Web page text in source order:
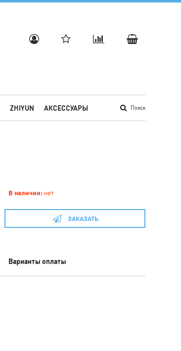
Поиск
ZHIYUN АКСЕССУАРЫ
В наличии: нет
ЗАКАЗАТЬ
Варианты оплаты